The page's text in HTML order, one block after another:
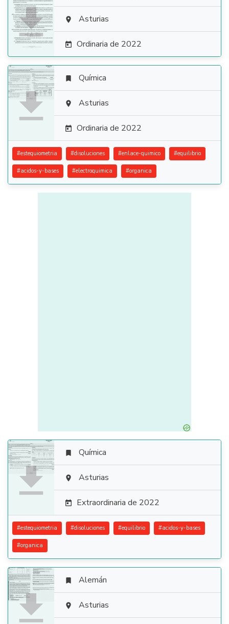
  Asturias
 Ordinaria de 2022

 Química
 Asturias
 Ordinaria de 2022
#estequiometria #disoluciones #enlace-quimico #equilibrio
#acidos-y-bases #electroquimica #organica

 Química
 Asturias
 Extraordinaria de 2022
#estequiometria #disoluciones #equilibrio #acidos-y-bases
#organica

 Alemán
 Asturias